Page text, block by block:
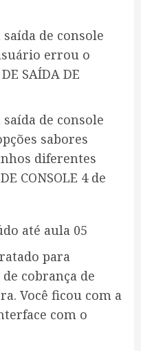
de console
errou o
SAÍDA DE
de console
sabores
diferentes
CONSOLE 4 de
até aula 05
para
cobrança de
Você ficou com a
com o